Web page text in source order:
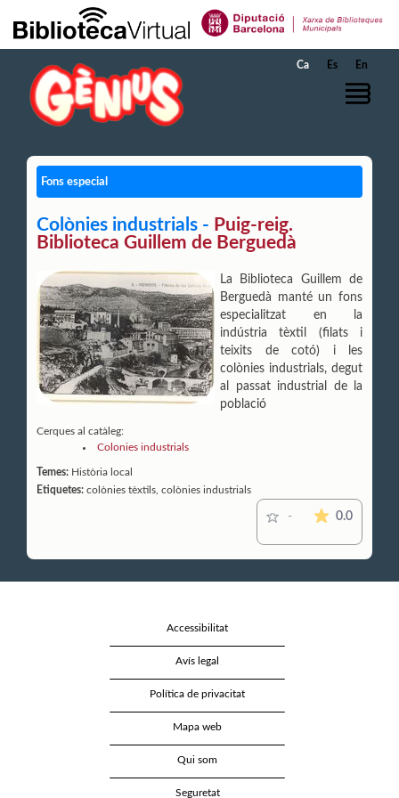
Salta al contingut principal
Ca Es En
Fons especial
Colònies industrials - Puig-reig.
Biblioteca Guillem de Berguedà
La Biblioteca Guillem de
Berguedà manté un fons
especialitzat en la
indústria tèxtil (filats i
teixits de cotó) i les
colònies industrials, degut
al passat industrial de la
població
Cerques al catàleg:
Colonies industrials
Temes: Història local
Etiquetes: colònies tèxtils, colònies industrials
- 0.0La
Accessibilitat
Avís legal
Política de privacitat
Mapa web
Qui som
Seguretat